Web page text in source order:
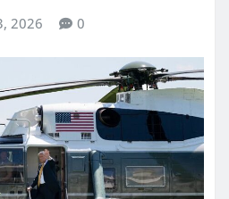
2026 0